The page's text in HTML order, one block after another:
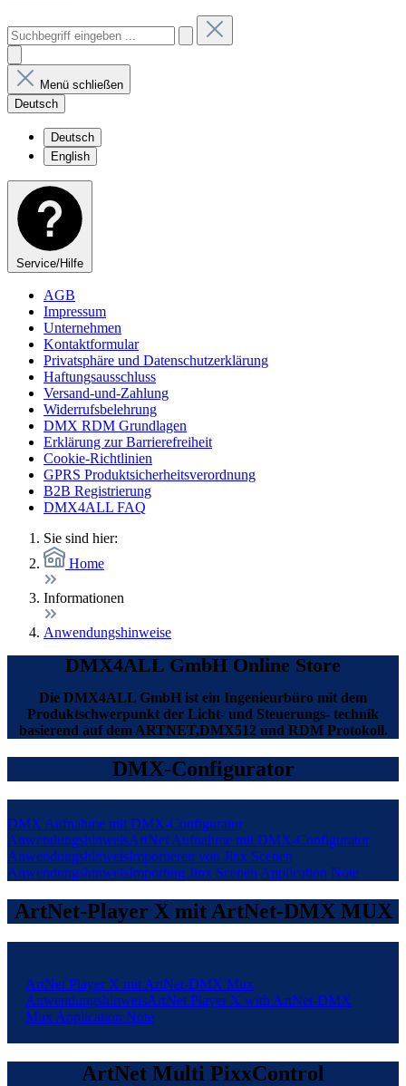
Menü schließen
Deutsch
Deutsch
English
Service/Hilfe
AGB
Impressum
Unternehmen
Kontaktformular
Privatsphäre und Datenschutzerklärung
Haftungsausschluss
Versand-und-Zahlung
Widerrufsbelehrung
DMX RDM Grundlagen
Erklärung zur Barrierefreiheit
Cookie-Richtlinien
GPRS Produktsicherheitsverordnung
B2B Registrierung
DMX4ALL FAQ
Sie sind hier:
Home
Informationen
Anwendungshinweise
DMX4ALL GmbH Online Store
Die DMX4ALL GmbH ist ein Ingenieurbüro mit dem
Produktschwerpunkt der Licht- und Steuerungs- technik
basierend auf dem ARTNET,DMX512 und RDM Protokoll.
DMX-Configurator
DMX Aufnahme mit DMX-Configurator
AnwendungshinweisArtNet Aufnahme mit DMX-Configurator
AnwendungshinweisImportieren von Jinx Scenen
AnwendungshinweisImporting Jinx Scenen Application Note
ArtNet-Player X mit ArtNet-DMX MUX
ArtNet Player X mit ArtNet-DMX Mux
AnwendungshinweisArtNet Player X with ArtNet-DMX
Mux Application Note
ArtNet Multi PixxControl